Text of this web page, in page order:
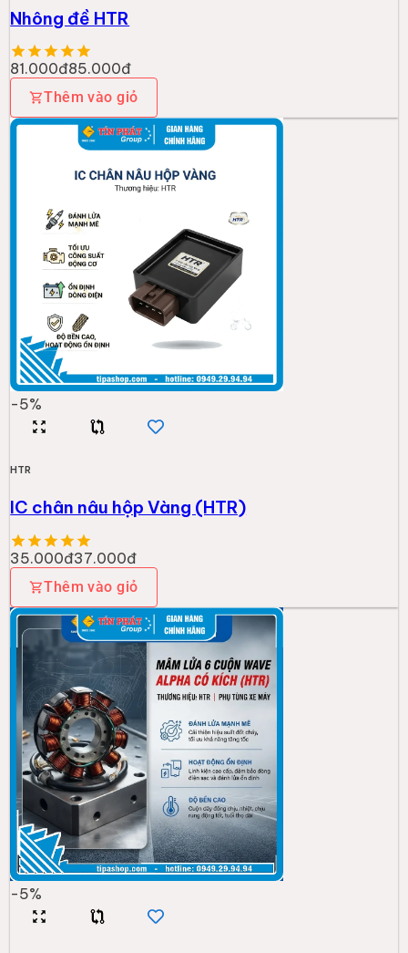
Nhông đề HTR
81.000đ85.000đ
Thêm vào giỏ
-5%
HTR
IC chân nâu hộp Vàng (HTR)
35.000đ37.000đ
Thêm vào giỏ
-5%